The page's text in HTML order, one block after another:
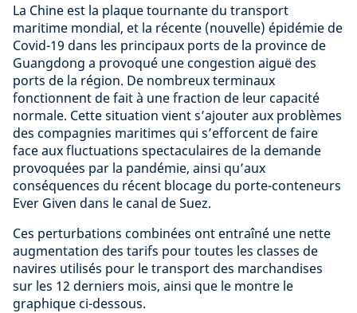
La Chine est la plaque tournante du transport
maritime mondial, et la récente (nouvelle) épidémie de
Covid-19 dans les principaux ports de la province de
Guangdong a provoqué une congestion aiguë des
ports de la région. De nombreux terminaux
fonctionnent de fait à une fraction de leur capacité
normale. Cette situation vient s’ajouter aux problèmes
des compagnies maritimes qui s’efforcent de faire
face aux fluctuations spectaculaires de la demande
provoquées par la pandémie, ainsi qu’aux
conséquences du récent blocage du porte-conteneurs
Ever Given dans le canal de Suez.
Ces perturbations combinées ont entraîné une nette
augmentation des tarifs pour toutes les classes de
navires utilisés pour le transport des marchandises
sur les 12 derniers mois, ainsi que le montre le
graphique ci-dessous.